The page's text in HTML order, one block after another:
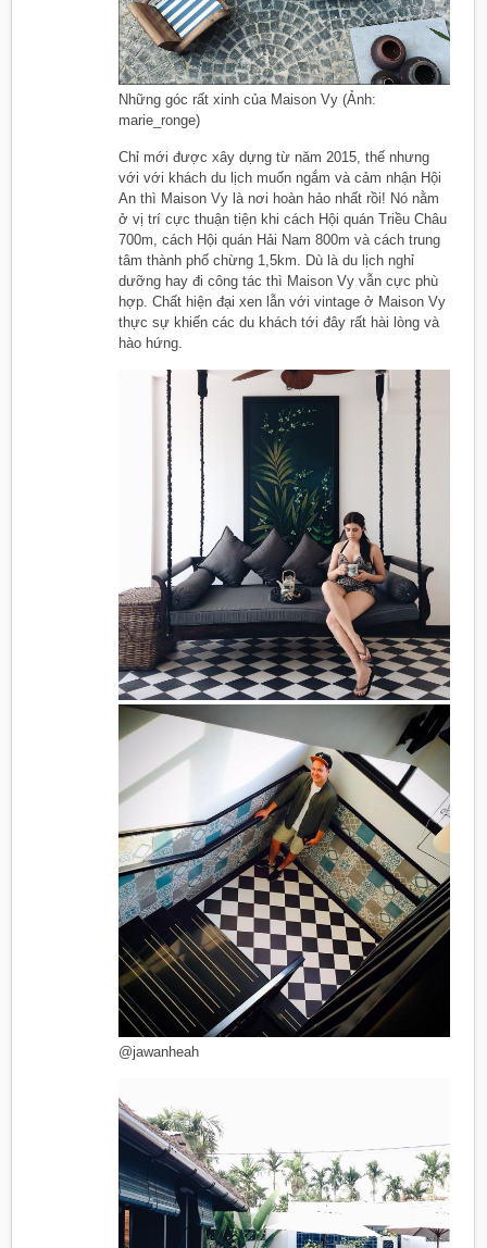
Những góc rất xinh của Maison Vy (Ảnh:
marie_ronge)
Chỉ mới được xây dựng từ năm 2015, thế nhưng
với với khách du lịch muốn ngắm và cảm nhận Hội
An thì Maison Vy là nơi hoàn hảo nhất rồi! Nó nằm
ở vị trí cực thuận tiện khi cách Hội quán Triều Châu
700m, cách Hội quán Hải Nam 800m và cách trung
tâm thành phố chừng 1,5km. Dù là du lịch nghỉ
dưỡng hay đi công tác thì Maison Vy vẫn cực phù
hợp. Chất hiện đại xen lẫn với vintage ở Maison Vy
thực sự khiến các du khách tới đây rất hài lòng và
hào hứng.
@jawanheah